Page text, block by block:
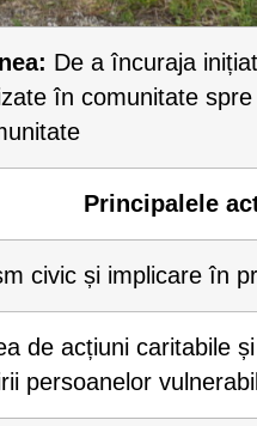
De a încuraja
în comunitate
Principalele
civic și implicare în
de acțiuni caritabile
persoanelor